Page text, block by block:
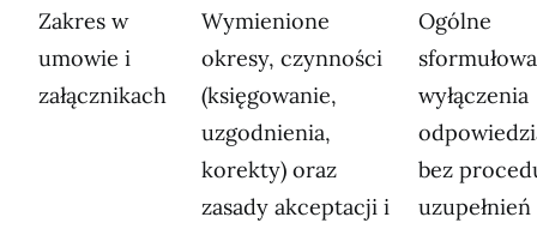
Zakres w
umowie i
załącznikach
Wymienione
okresy, czynności
(księgowanie,
uzgodnienia,
korekty) oraz
zasady akceptacji i
Ogólne
wyłączenia
bez
uzupełnień